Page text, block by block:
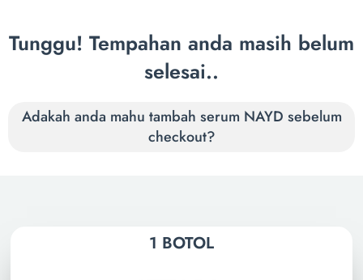
Tunggu! Tempahan anda masih belum
selesai..
Adakah anda mahu tambah serum NAYD sebelum
checkout?
1 BOTOL